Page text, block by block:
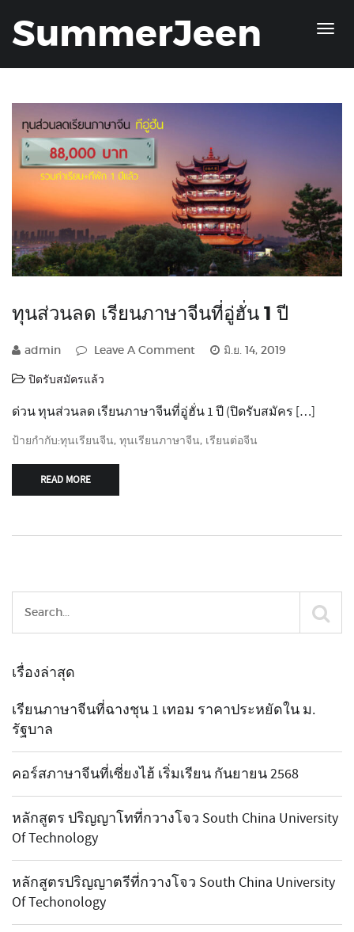
SummerJeen
ทุนส่วนลด เรียนภาษาจีนที่อู่ฮั่น 1 ปี
admin Leave A Comment มิ.ย. 14, 2019
ปิดรับสมัครแล้ว
ด่วน ทุนส่วนลด เรียนภาษาจีนที่อู่ฮั่น 1 ปี (ปิดรับสมัคร […]
ป้ายกำกับ:ทุนเรียนจีน, ทุนเรียนภาษาจีน, เรียนต่อจีน
READ MORE
เรื่องล่าสุด
เรียนภาษาจีนที่ฉางชุน 1 เทอม ราคาประหยัดใน ม.
รัฐบาล
คอร์สภาษาจีนที่เซี่ยงไฮ้ เริ่มเรียน กันยายน 2568
หลักสูตร ปริญญาโทที่กวางโจว South China University
Of Technology
หลักสูตรปริญญาตรีที่กวางโจว South China University
Of Techonology